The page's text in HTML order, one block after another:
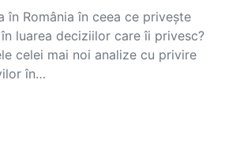
în România în ceea ce privește
luarea deciziilor care îi privesc?
celei mai noi analize cu privire
în…